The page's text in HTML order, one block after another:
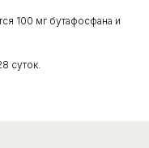
100 мг бутафосфана и
суток.